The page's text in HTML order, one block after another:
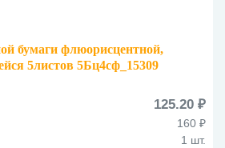
бумаги флюорисцентной,
5листов 5Бц4сф_15309
125.20 ₽
160 ₽
1 шт.